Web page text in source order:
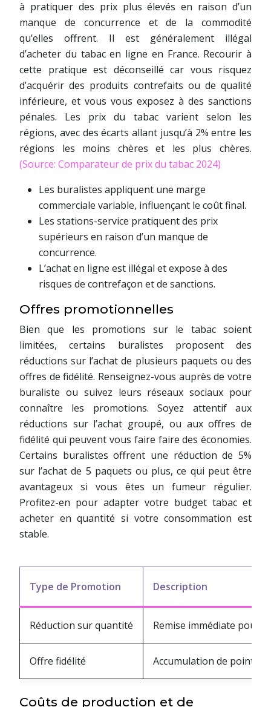
à pratiquer des prix plus élevés en raison d’un
manque de concurrence et de la commodité
qu’elles offrent. Il est généralement illégal
d’acheter du tabac en ligne en France. Recourir à
cette pratique est déconseillé car vous risquez
d’acquérir des produits contrefaits ou de qualité
inférieure, et vous vous exposez à des sanctions
pénales. Les prix du tabac varient selon les
régions, avec des écarts allant jusqu’à 2% entre les
régions les moins chères et les plus chères.
(Source: Comparateur de prix du tabac 2024)
Les buralistes appliquent une marge
commerciale variable, influençant le coût final.
Les stations-service pratiquent des prix
supérieurs en raison d’un manque de
concurrence.
L’achat en ligne est illégal et expose à des
risques de contrefaçon et de sanctions.
Offres promotionnelles
Bien que les promotions sur le tabac soient
limitées, certains buralistes proposent des
réductions sur l’achat de plusieurs paquets ou des
offres de fidélité. Renseignez-vous auprès de votre
buraliste ou suivez leurs réseaux sociaux pour
connaître les promotions. Soyez attentif aux
réductions sur l’achat groupé, ou aux offres de
fidélité qui peuvent vous faire faire des économies.
Certains buralistes offrent une réduction de 5%
sur l’achat de 5 paquets ou plus, ce qui peut être
avantageux si vous êtes un fumeur régulier.
Profitez-en pour adapter votre budget tabac et
acheter en quantité si votre consommation est
stable.
Type de Promotion Description
Réduction sur quantité Remise immédiate pour
Offre fidélité Accumulation de points
Coûts de production et de